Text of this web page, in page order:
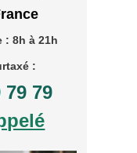
: 8h à 21h
:
79 79